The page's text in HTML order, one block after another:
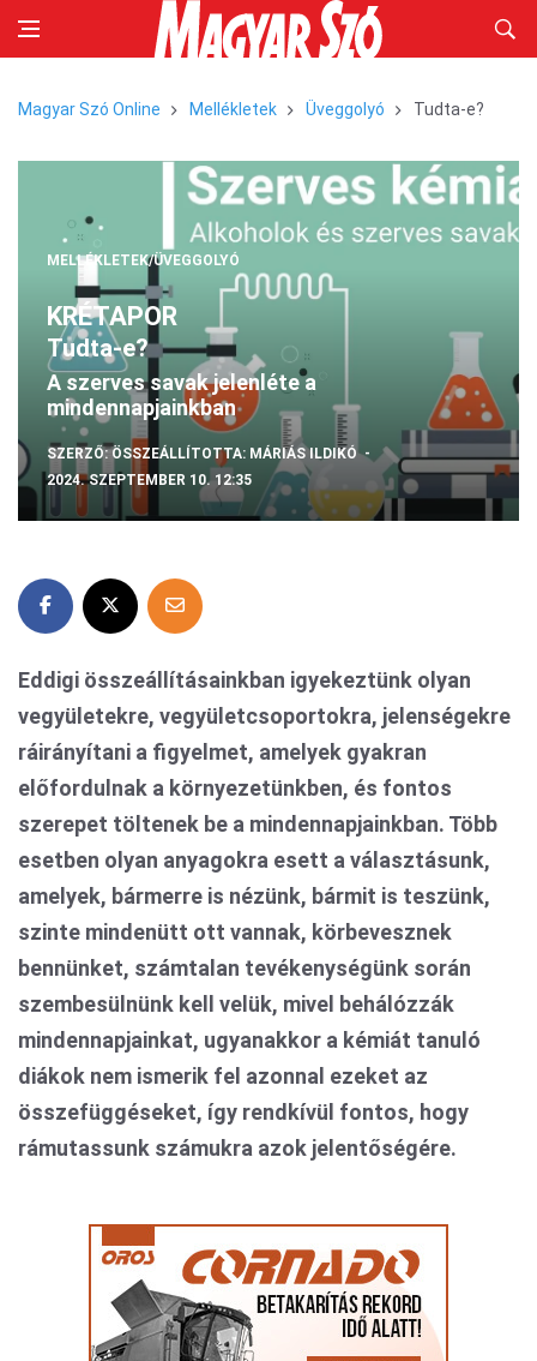
Magyar Szó Online Mellékletek Üveggolyó Tudta-e?
MELLÉKLETEK/ÜVEGGOLYÓ
KRÉTAPOR
Tudta-e?
A szerves savak jelenléte a
mindennapjainkban
SZERZŐ:ÖSSZEÁLLÍTOTTA: MÁRIÁS ILDIKÓ
2024. SZEPTEMBER 10. 12:35
Eddigi összeállításainkban igyekeztünk olyan
vegyületekre, vegyületcsoportokra, jelenségekre
ráirányítani a figyelmet, amelyek gyakran
előfordulnak a környezetünkben, és fontos
szerepet töltenek be a mindennapjainkban. Több
esetben olyan anyagokra esett a választásunk,
amelyek, bármerre is nézünk, bármit is teszünk,
szinte mindenütt ott vannak, körbevesznek
bennünket, számtalan tevékenységünk során
szembesülnünk kell velük, mivel behálózzák
mindennapjainkat, ugyanakkor a kémiát tanuló
diákok nem ismerik fel azonnal ezeket az
összefüggéseket, így rendkívül fontos, hogy
rámutassunk számukra azok jelentőségére.